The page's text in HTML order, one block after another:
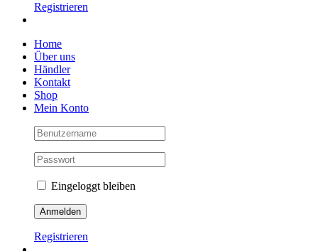
Registrieren
Home
Über uns
Händler
Kontakt
Shop
Mein Konto
Eingeloggt bleiben
Registrieren